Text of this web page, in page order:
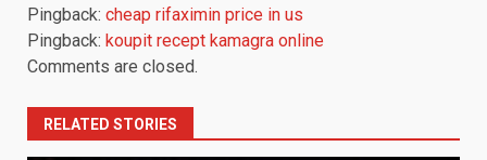
Pingback: cheap rifaximin price in us
Pingback: koupit recept kamagra online
Comments are closed.
RELATED STORIES